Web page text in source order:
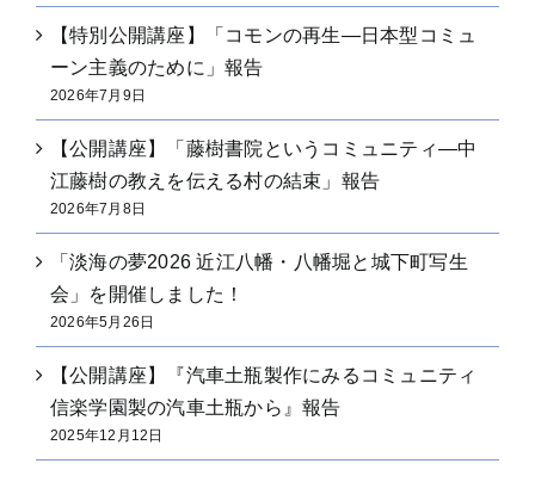
【特別公開講座】「コモンの再生―日本型コミュ
ーン主義のために」報告
2026年7月9日
【公開講座】「藤樹書院というコミュニティ―中
江藤樹の教えを伝える村の結束」報告
2026年7月8日
「淡海の夢2026 近江八幡・八幡堀と城下町写生
会」を開催しました！
2026年5月26日
【公開講座】『汽車土瓶製作にみるコミュニティ
信楽学園製の汽車土瓶から』報告
2025年12月12日